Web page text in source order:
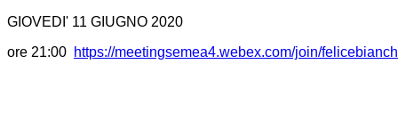
GIOVEDI' 11 GIUGNO 2020
ore 21:00 https://meetingsemea4.webex.com/join/